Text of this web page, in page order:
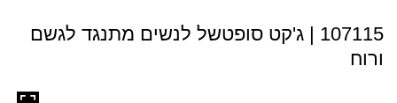
107115 | ג'קט סופטשל לנשים מתנגד לגשם
ורוח